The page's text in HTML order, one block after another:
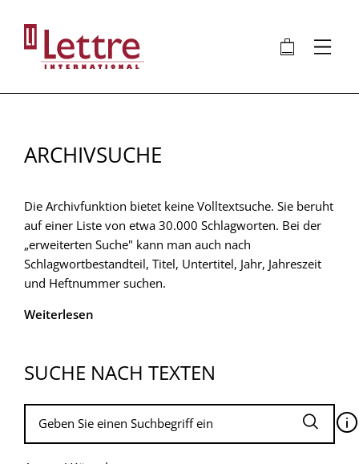
Inhalt
🛍 ⋮
ARCHIVSUCHE
Die Archivfunktion bietet keine Volltextsuche. Sie beruht
auf einer Liste von etwa 30.000 Schlagworten. Bei der
„erweiterten Suche" kann man auch nach
Schlagwortbestandteil, Titel, Untertitel, Jahr, Jahreszeit
und Heftnummer suchen.
Weiterlesen
SUCHE NACH TEXTEN
🛈